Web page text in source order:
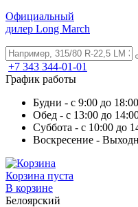
Официальный
дилер Long March
+7 343 344-01-01
График работы
Будни - с 9:00 до 18:00
Обед - с 13:00 до
Суббота - с 10:00 до
Воскресение -
Корзина пуста
В корзине
Белоярский